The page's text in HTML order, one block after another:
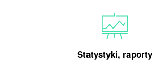
Statystyki, raporty